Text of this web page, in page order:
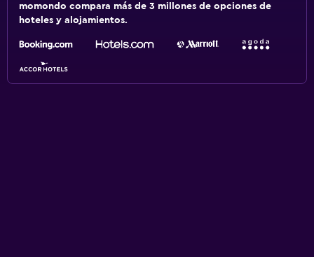
momondo compara más de 3 millones de opciones de
hoteles y alojamientos.